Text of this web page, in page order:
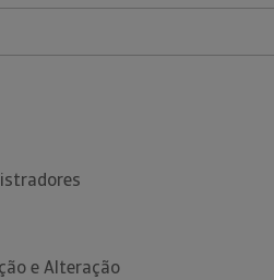
e Alteração